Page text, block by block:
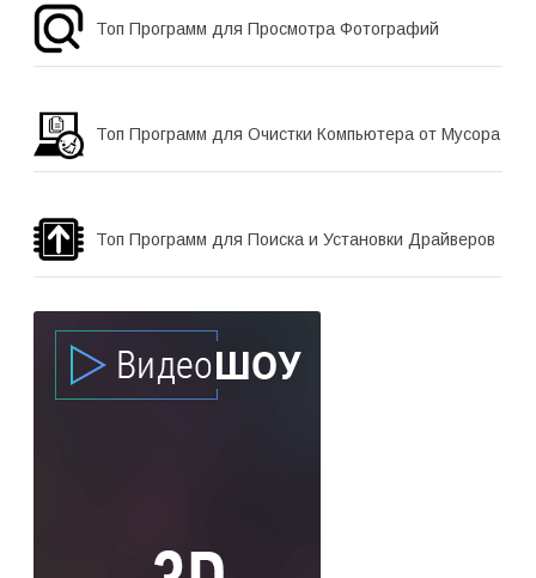
Топ Программ для Просмотра Фотографий
Топ Программ для Очистки Компьютера от Мусора
Топ Программ для Поиска и Установки Драйверов